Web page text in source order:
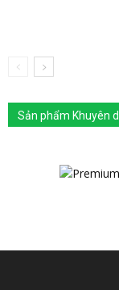
Sản phẩm Khuyên